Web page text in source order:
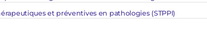
et préventives en pathologies (STPPI)